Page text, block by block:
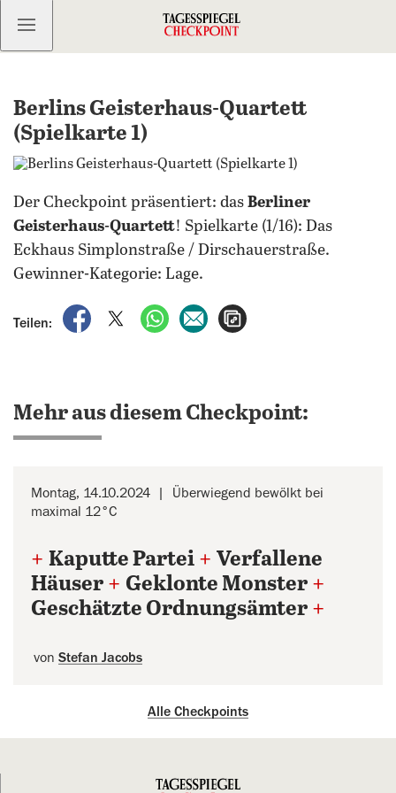
Kostenlos anmelden
Berlins Geisterhaus-Quartett
(Spielkarte 1)
Der Checkpoint präsentiert: das Berliner
Geisterhaus-Quartett! Spielkarte (1/16): Das
Eckhaus Simplonstraße / Dirschauerstraße.
Gewinner-Kategorie: Lage.
Teilen:
auf Facebook teilen
auf X teilenper WhatsApp teilen
per E-Mail teilen
Mehr aus diesem Checkpoint:
Montag, 14.10.2024
Überwiegend bewölkt bei
maximal 12°C
+ Kaputte Partei + Verfallene
Häuser + Geklonte Monster +
Geschätzte Ordnungsämter +
von Stefan Jacobs
Alle Checkpoints